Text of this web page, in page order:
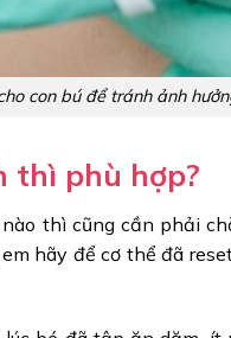
con bú để tránh ảnh
thì phù hợp?
thì cũng cần phải
hãy để cơ thể đã